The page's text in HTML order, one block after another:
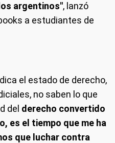
argentinos", lanzó
a estudiantes de
el estado de derecho,
no saben lo que
del derecho convertido
es el tiempo que me ha
que luchar contra